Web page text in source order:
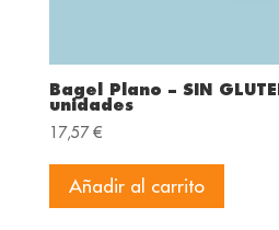
Bagel Plano – SIN
unidades
17,57€
Añadir al carrito